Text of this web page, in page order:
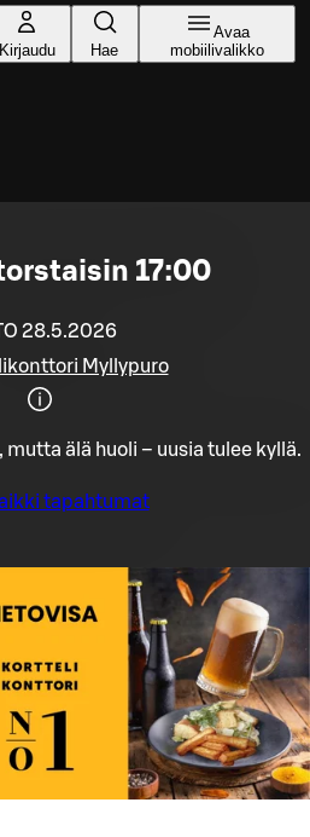
Kirjaudu Hae
Avaa
mobiilivalikko
17:00
28.5.2026
Myllypuro
älä huoli – uusia tulee kyllä.
tapahtumat